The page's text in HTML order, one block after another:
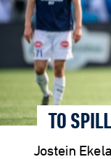
TO
Jostein